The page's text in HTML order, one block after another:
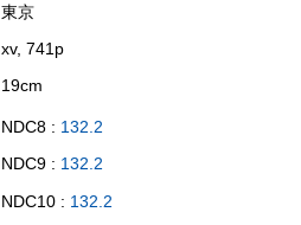
東京
xv, 741p
19cm
NDC8 : 132.2
NDC9 : 132.2
NDC10 : 132.2